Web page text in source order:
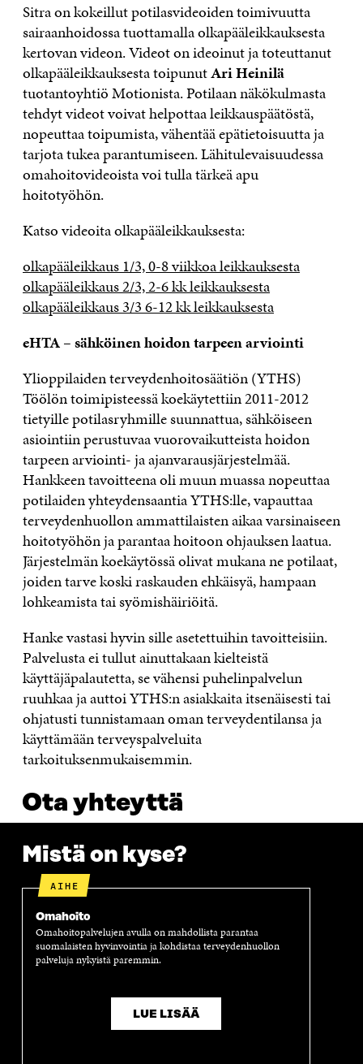
Sitra on kokeillut potilasvideoiden toimivuutta
sairaanhoidossa tuottamalla olkapääleikkauksesta
kertovan videon. Videot on ideoinut ja toteuttanut
olkapääleikkauksesta toipunutAri Heinilä
tuotantoyhtiö Motionista. Potilaan näkökulmasta
tehdyt videot voivat helpottaa leikkauspäätöstä,
nopeuttaa toipumista, vähentää epätietoisuutta ja
tarjota tukea parantumiseen. Lähitulevaisuudessa
omahoitovideoista voi tulla tärkeä apu
hoitotyöhön.
Katso videoita olkapääleikkauksesta:
olkapääleikkaus 1/3, 0-8 viikkoa leikkauksesta
olkapääleikkaus 2/3, 2-6 kk leikkauksesta
olkapääleikkaus 3/3 6-12 kk leikkauksesta
eHTA – sähköinen hoidon tarpeen arviointi
Ylioppilaiden terveydenhoitosäätiön (YTHS)
Töölön toimipisteessä koekäytettiin 2011-2012
tietyille potilasryhmille suunnattua, sähköiseen
asiointiin perustuvaa vuorovaikutteista hoidon
tarpeen arviointi- ja ajanvarausjärjestelmää.
Hankkeen tavoitteena oli muun muassa nopeuttaa
potilaiden yhteydensaantia YTHS:lle, vapauttaa
terveydenhuollon ammattilaisten aikaa varsinaiseen
hoitotyöhön ja parantaa hoitoon ohjauksen laatua.
Järjestelmän koekäytössä olivat mukana ne potilaat,
joiden tarve koski raskauden ehkäisyä, hampaan
lohkeamista tai syömishäiriöitä.
Hanke vastasi hyvin sille asetettuihin tavoitteisiin.
Palvelusta ei tullut ainuttakaan kielteistä
käyttäjäpalautetta, se vähensi puhelinpalvelun
ruuhkaa ja auttoi YTHS:n asiakkaita itsenäisesti tai
ohjatusti tunnistamaan oman terveydentilansa ja
käyttämään terveyspalveluita
tarkoituksenmukaisemmin.
Ota yhteyttä
Mistä on kyse?
AIHE
Omahoito
Omahoitopalvelujen avulla on mahdollista parantaa
suomalaisten hyvinvointia ja kohdistaa terveydenhuollon
palveluja nykyistä paremmin.
LUE LISÄÄ